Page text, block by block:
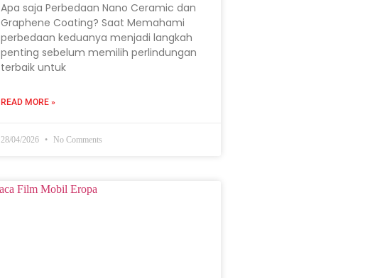
Apa saja Perbedaan Nano Ceramic dan
Graphene Coating? Saat Memahami
perbedaan keduanya menjadi langkah
penting sebelum memilih perlindungan
terbaik untuk
READ MORE »
28/04/2026 No Comments